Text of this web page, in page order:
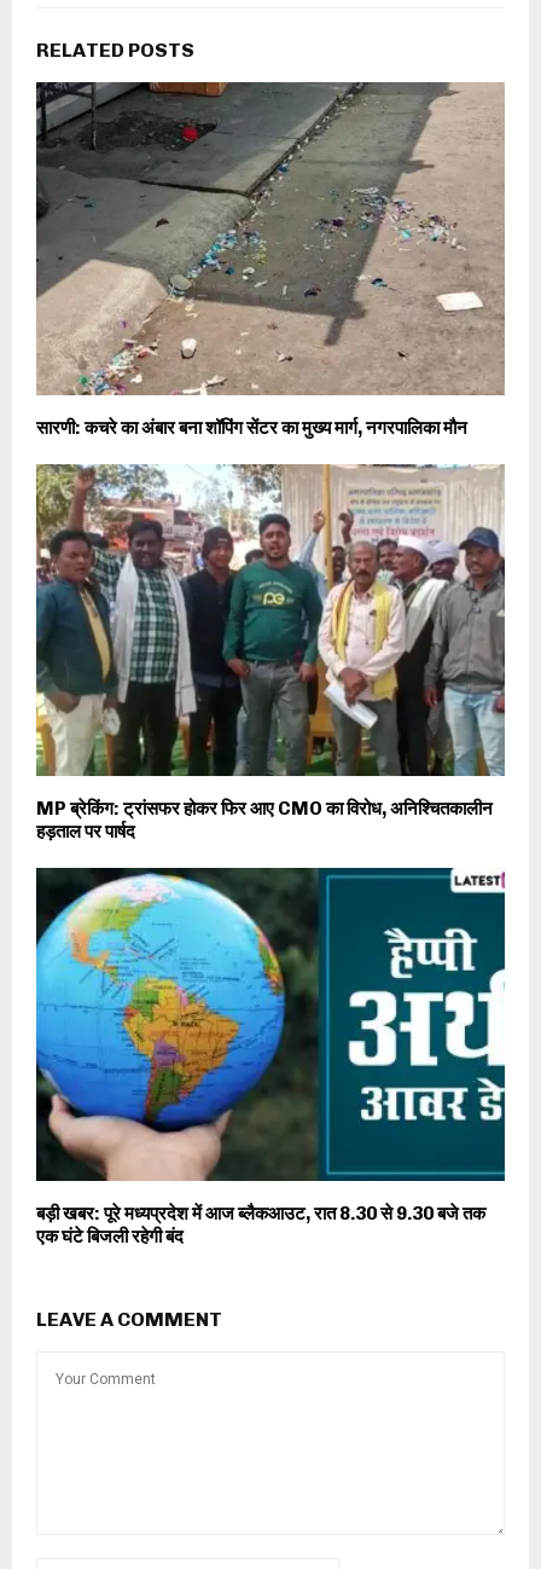
RELATED POSTS
सारणी: कचरे का अंबार बना शॉपिंग सेंटर का मुख्य मार्ग, नगरपालिका मौन
MP ब्रेकिंग: ट्रांसफर होकर फिर आए CMO का विरोध, अनिश्चितकालीन
हड़ताल पर पार्षद
बड़ी खबर: पूरे मध्यप्रदेश में आज ब्लैकआउट, रात 8.30 से 9.30 बजे तक
एक घंटे बिजली रहेगी बंद
LEAVE A COMMENT